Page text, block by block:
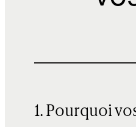
1. Pourquoi